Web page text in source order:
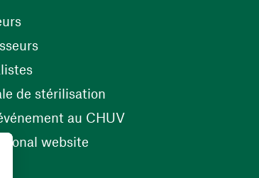
(opens in a new window)
de stérilisation
au CHUV(opens in a new
website